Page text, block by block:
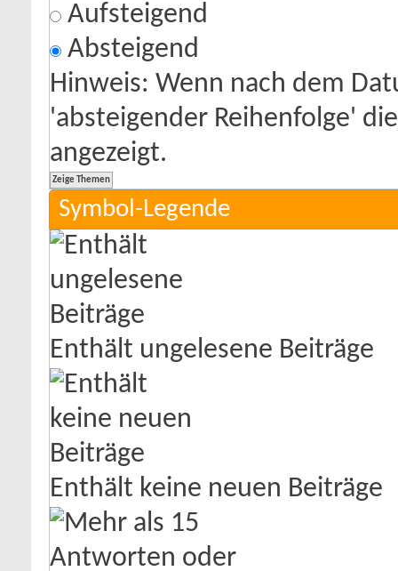
Aufsteigend
Absteigend
Hinweis: Wenn nach dem
'absteigender Reihenfolge'
angezeigt.
Symbol-Legende
Enthält ungelesene Beiträge
Enthält keine neuen Beiträge